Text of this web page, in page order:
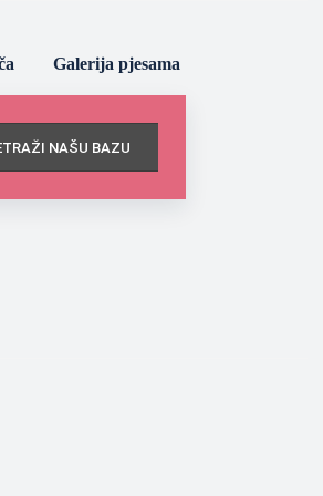
Galerija pjesama
NAŠU BAZU